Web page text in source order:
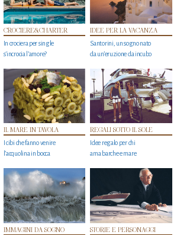
CROCIERE&CHARTER
In crociera per single
s'incrocia l’amore?
IDEE PER LA VACANZA
Santorini, un sogno nato
da un’eruzione da incubo
IL MARE IN TAVOLA
I cibi che fanno venire
l’acquolina in bocca
REGALI SOTTO IL SOLE
Idee regalo per chi
ama barche e mare
IMMAGINI DA SOGNO STORIE E PERSONAGGI